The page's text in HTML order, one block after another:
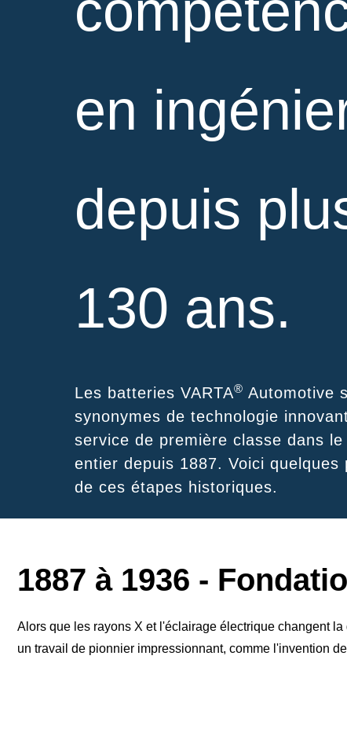
en
depuis
130 ans.
Les batteries VARTA® Automotive
synonymes de technologie
service de première classe dans le
entier depuis 1887. Voici quelques
de ces étapes historiques.
1887 à 1936 -
Alors que les rayons X et l'éclairage électrique changent
un travail de pionnier impressionnant, comme l'invention